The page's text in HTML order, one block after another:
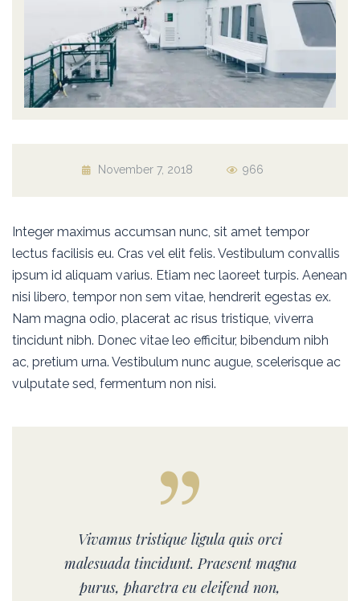
November 7, 2018 966
Integer maximus accumsan nunc, sit amet tempor
lectus facilisis eu. Cras vel elit felis. Vestibulum convallis
ipsum id aliquam varius. Etiam nec laoreet turpis. Aenean
nisi libero, tempor non sem vitae, hendrerit egestas ex.
Nam magna odio, placerat ac risus tristique, viverra
tincidunt nibh. Donec vitae leo efficitur, bibendum nibh
ac, pretium urna. Vestibulum nunc augue, scelerisque ac
vulputate sed, fermentum non nisi.
Vivamus tristique ligula quis orci
malesuada tincidunt. Praesent magna
purus, pharetra eu eleifend non,